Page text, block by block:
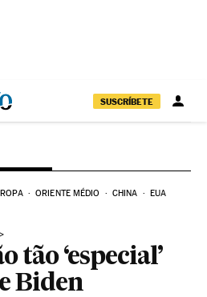
SUSCRÍBETE
ORIENTE MÉDIO CHINA EUA
tão ‘especial’
Biden